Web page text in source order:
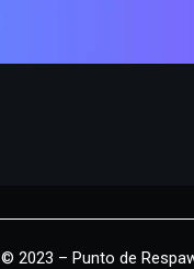
© 2023 – Punto de